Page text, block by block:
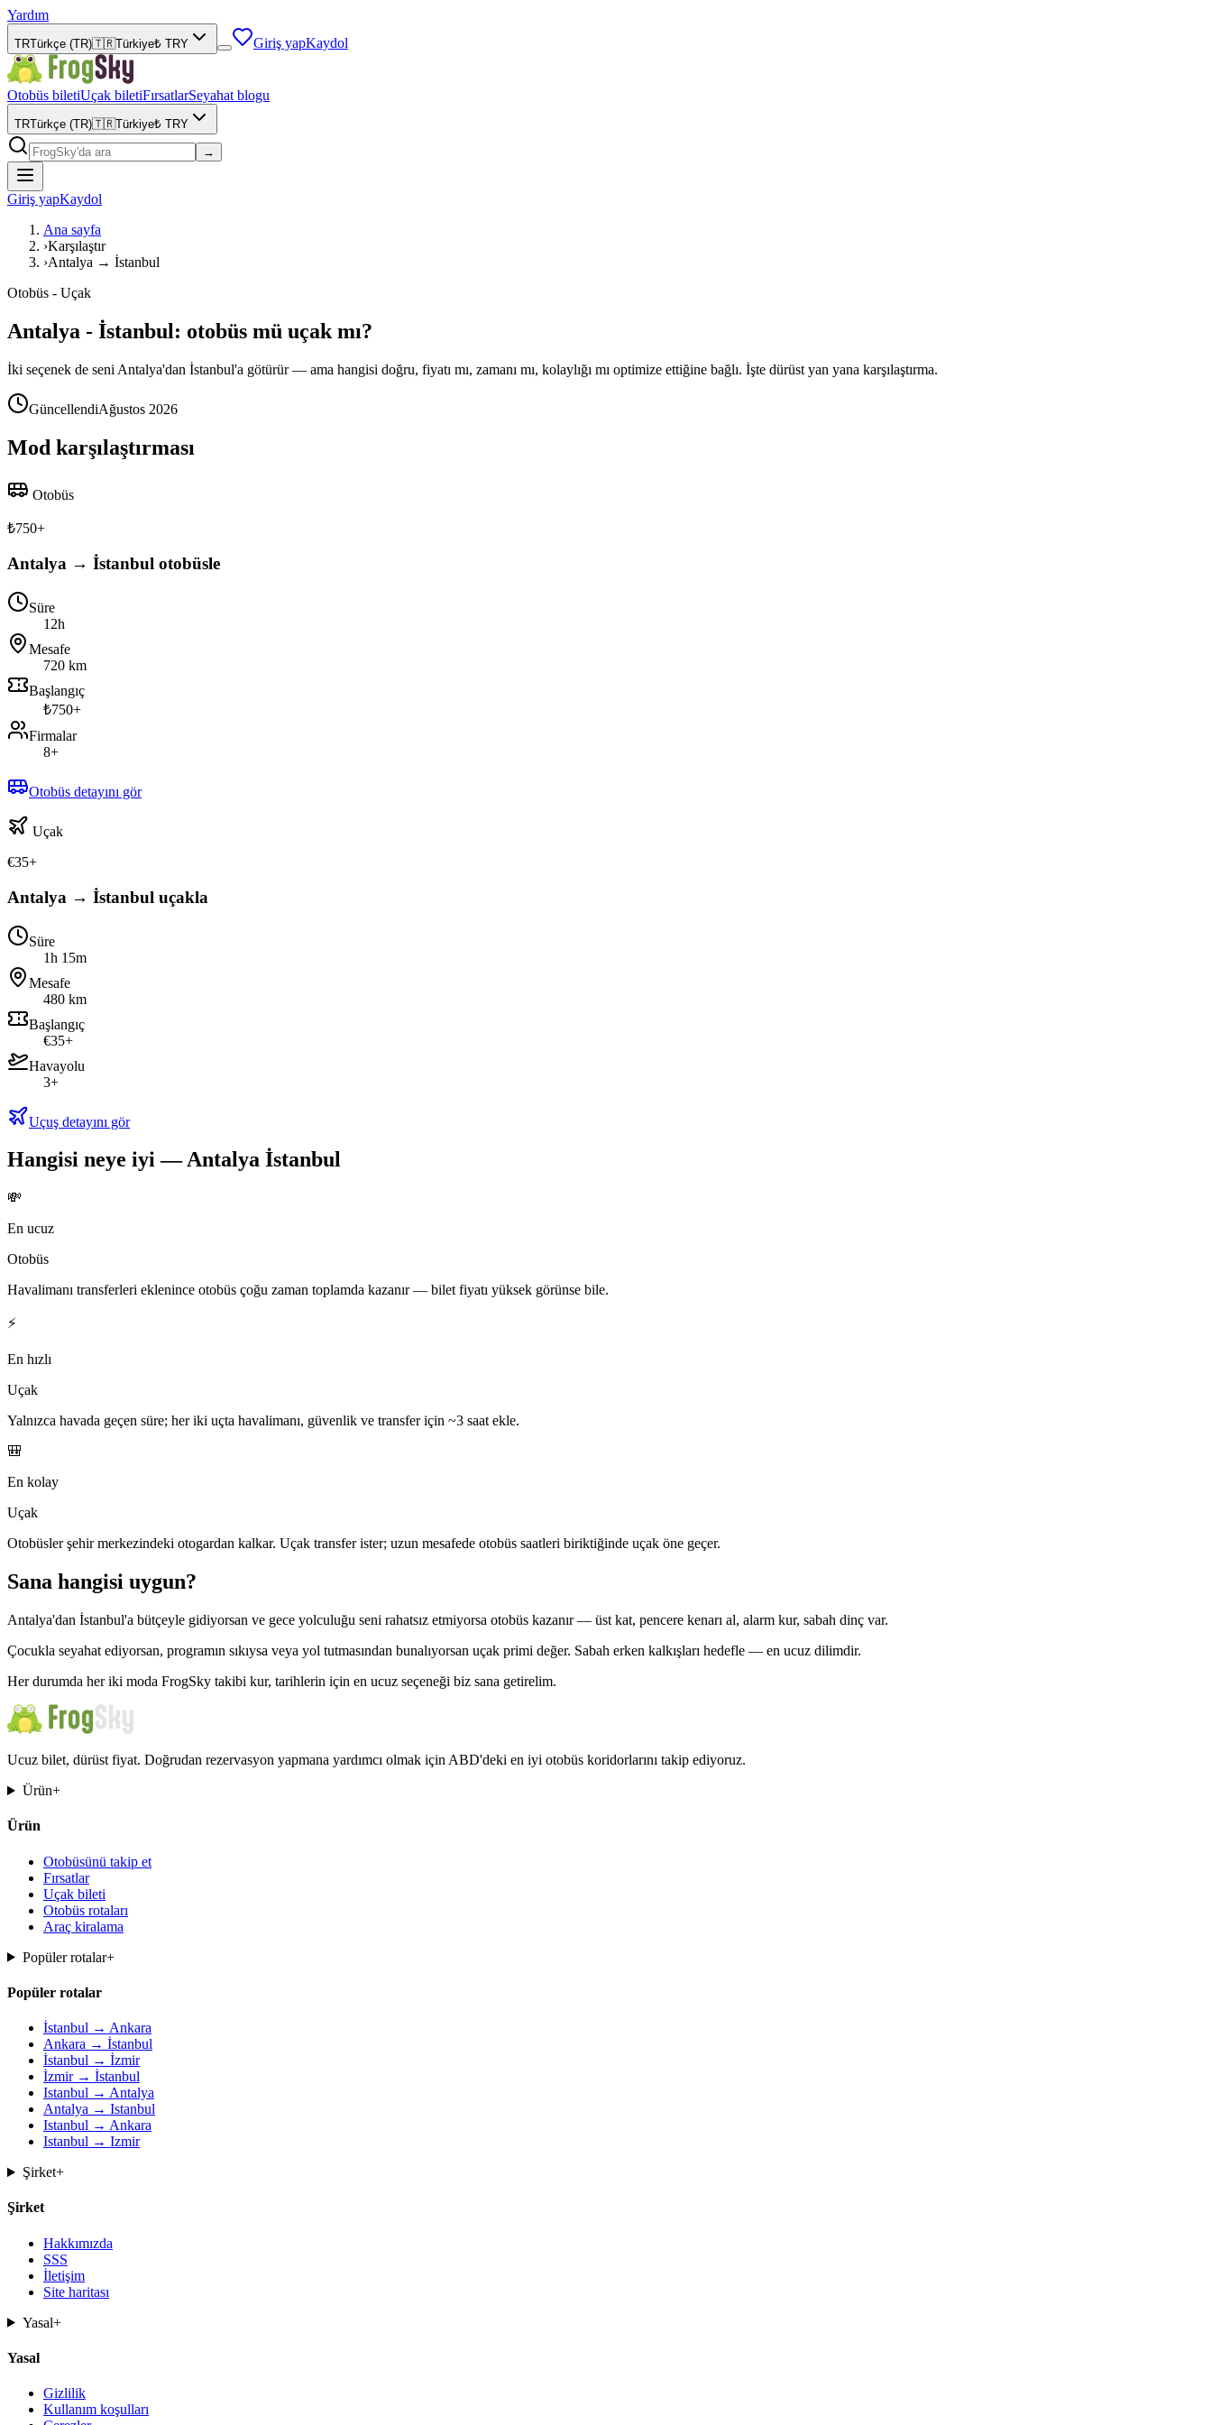
Yardım
TRTürkçe (TR)🇹🇷Türkiye₺ TRY Giriş yapKaydol
Otobüs biletiUçak biletiFırsatlarSeyahat blogu
TRTürkçe (TR)🇹🇷Türkiye₺ TRY
→
Giriş yapKaydol
Ana sayfa
›Karşılaştır
›Antalya → İstanbul
Otobüs - Uçak
Antalya - İstanbul: otobüs mü uçak mı?
İki seçenek de seni Antalya'dan İstanbul'a götürür — ama hangisi doğru, fiyatı mı, zamanı mı, kolaylığı mı optimize ettiğine bağlı. İşte dürüst yan yana karşılaştırma.
GüncellendiAğustos 2026
Mod karşılaştırması
Otobüs
₺750+
Antalya → İstanbul otobüsle
Süre
12h
Mesafe
720 km
Başlangıç
₺750+
Firmalar
8+
Otobüs detayını gör
Uçak
€35+
Antalya → İstanbul uçakla
Süre
1h 15m
Mesafe
480 km
Başlangıç
€35+
Havayolu
3+
Uçuş detayını gör
Hangisi neye iyi — Antalya İstanbul
💸
En ucuz
Otobüs
Havalimanı transferleri eklenince otobüs çoğu zaman toplamda kazanır — bilet fiyatı yüksek görünse bile.
⚡
En hızlı
Uçak
Yalnızca havada geçen süre; her iki uçta havalimanı, güvenlik ve transfer için ~3 saat ekle.
🎒
En kolay
Uçak
Otobüsler şehir merkezindeki otogardan kalkar. Uçak transfer ister; uzun mesafede otobüs saatleri biriktiğinde uçak öne geçer.
Sana hangisi uygun?
Antalya'dan İstanbul'a bütçeyle gidiyorsan ve gece yolculuğu seni rahatsız etmiyorsa otobüs kazanır — üst kat, pencere kenarı al, alarm kur, sabah dinç var.
Çocukla seyahat ediyorsan, programın sıkıysa veya yol tutmasından bunalıyorsan uçak primi değer. Sabah erken kalkışları hedefle — en ucuz dilimdir.
Her durumda her iki moda FrogSky takibi kur, tarihlerin için en ucuz seçeneği biz sana getirelim.
Ucuz bilet, dürüst fiyat. Doğrudan rezervasyon yapmana yardımcı olmak için ABD'deki en iyi otobüs koridorlarını takip ediyoruz.
Ürün+
Ürün
Otobüsünü takip et
Fırsatlar
Uçak bileti
Otobüs rotaları
Araç kiralama
Popüler rotalar+
Popüler rotalar
İstanbul → Ankara
Ankara → İstanbul
İstanbul → İzmir
İzmir → İstanbul
Istanbul → Antalya
Antalya → Istanbul
Istanbul → Ankara
Istanbul → Izmir
Şirket+
Şirket
Hakkımızda
SSS
İletişim
Site haritası
Yasal+
Yasal
Gizlilik
Kullanım koşulları